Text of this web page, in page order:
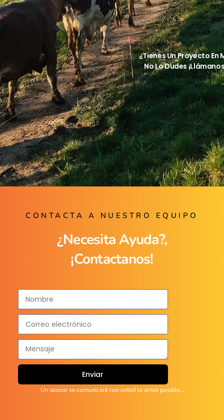
¿Tienes Un Proyecto En
No Lo Dudes
CONTACTA A NUESTRO EQUIPO
¿Necesita Ayuda?,
¡Contactanos!
Enviar
Un asesor se comunicará con usted lo antes posible…